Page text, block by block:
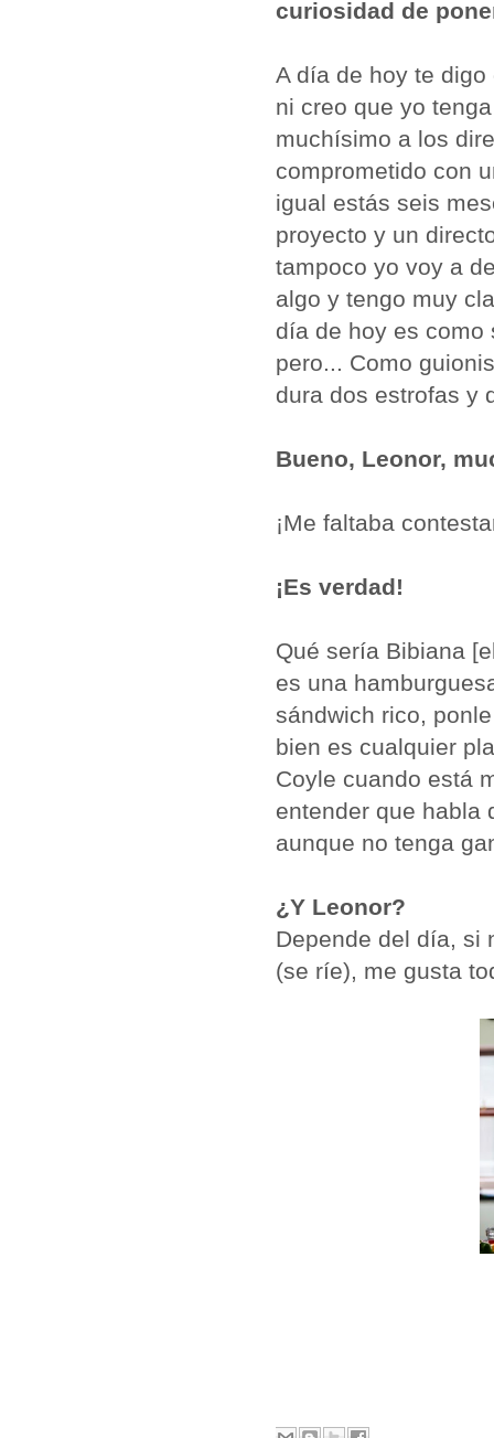
curiosidad de
A día de hoy te
ni creo que yo
muchísimo a los
comprometido con
igual estás seis
proyecto y un
tampoco yo voy a
algo y tengo muy
día de hoy es como
pero... Como
dura dos estrofas y
Bueno, Leonor,
¡Me faltaba
¡Es verdad!
Qué sería Bibiana
es una
sándwich rico,
bien es cualquier
Coyle cuando está
entender que habla
aunque no tenga
¿Y Leonor?
Depende del día, si
(se ríe), me gusta